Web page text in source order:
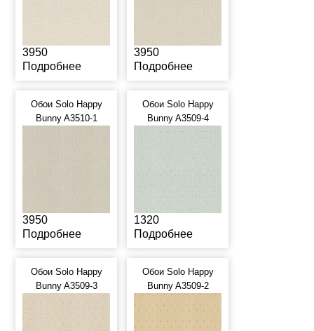
3950
Подробнее
3950
Подробнее
Обои Solo Happy
Bunny A3510-1
3950
Подробнее
Обои Solo Happy
Bunny A3509-4
1320
Подробнее
Обои Solo Happy
Bunny A3509-3
Обои Solo Happy
Bunny A3509-2